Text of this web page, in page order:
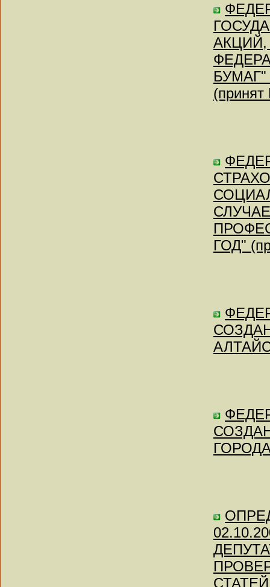
ГОД"